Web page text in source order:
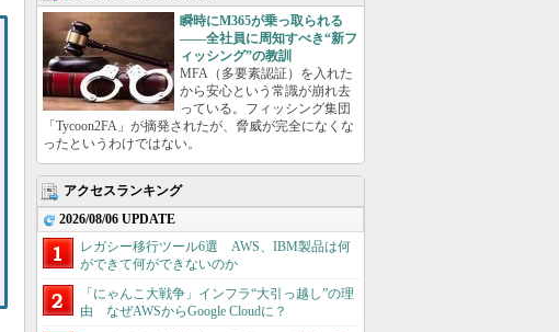
瞬時にM365が乗っ取られる
――全社員に周知すべき“新フ
ィッシング”の教訓
MFA（多要素認証）を入れた
から安心という常識が崩れ去
っている。フィッシング集団
「Tycoon2FA」が摘発されたが、脅威が完全になくな
ったというわけではない。
アクセスランキング
2026/08/06 UPDATE
レガシー移行ツール6選 AWS、IBM製品は何
ができて何ができないのか
「にゃんこ大戦争」インフラ“大引っ越し”の理
由 なぜAWSからGoogle Cloudに？